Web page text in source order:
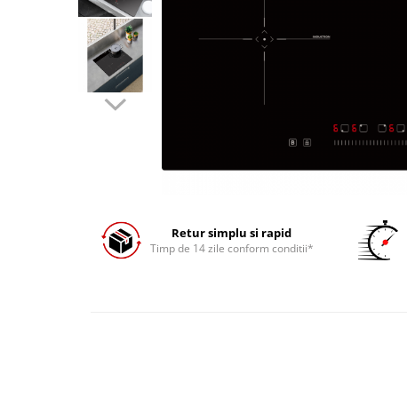
Robot de bucătărie
Sandwich maker
Dispozitive smart home
Retur simplu si rapid
Timp de 14 zile conform conditii*